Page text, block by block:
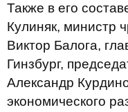
Также в его
Кулиняк, министр
Виктор Балога,
Гинзбург,
Александр
экономического